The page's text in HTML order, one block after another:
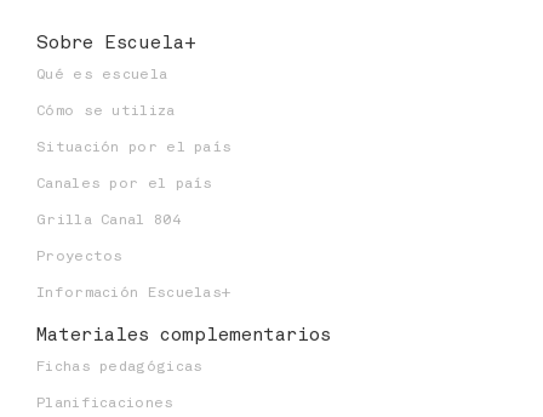
Sobre Escuela+
Qué es escuela
Cómo se utiliza
Situación por el país
Canales por el país
Grilla Canal 804
Proyectos
Información Escuelas+
Materiales complementarios
Fichas pedagógicas
Planificaciones